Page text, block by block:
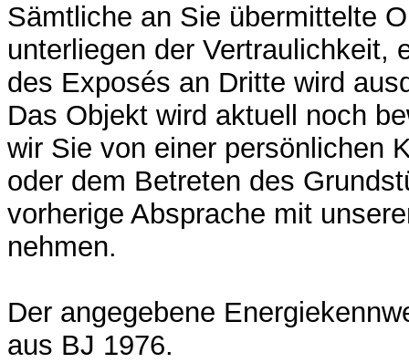
Sämtliche an Sie übermittelte
unterliegen der Vertraulichkeit,
des Exposés an Dritte wird
Das Objekt wird aktuell noch
wir Sie von einer persönlichen
oder dem Betreten des
vorherige Absprache mit
nehmen.
Der angegebene
aus BJ 1976.